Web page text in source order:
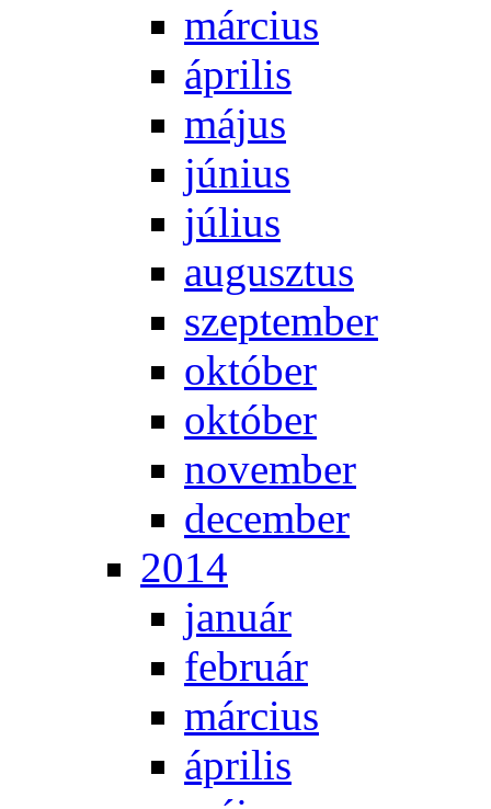
már­ci­us
áp­ri­lis
má­jus
jú­ni­us
jú­li­us
au­gusz­tus
szep­tem­ber
ok­tó­ber
ok­tó­ber
no­vem­ber
de­cem­ber
2014
ja­nu­ár
feb­ru­ár
már­ci­us
áp­ri­lis